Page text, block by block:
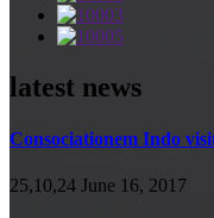
latest news
Consociationem Indo
25,10,24 June 16, 2017